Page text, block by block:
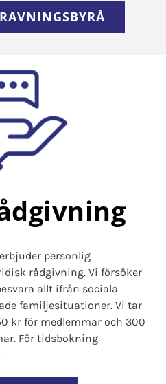
personlig
rådgivning. Vi försöker
allt ifrån sociala
familjesituationer. Vi tar
kr för medlemmar och 300
För tidsbokning